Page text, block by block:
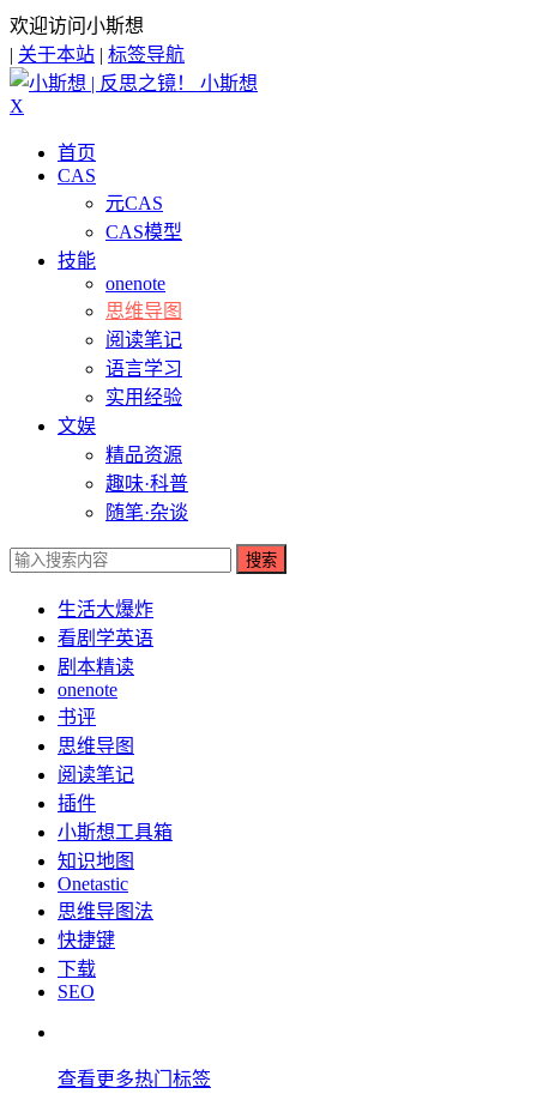
欢迎访问小斯想
| 关于本站 | 标签导航
小斯想
X
首页
CAS
元CAS
CAS模型
技能
onenote
思维导图
阅读笔记
语言学习
实用经验
文娱
精品资源
趣味·科普
随笔·杂谈
搜索
生活大爆炸
看剧学英语
剧本精读
onenote
书评
思维导图
阅读笔记
插件
小斯想工具箱
知识地图
Onetastic
思维导图法
快捷键
下载
SEO
查看更多热门标签